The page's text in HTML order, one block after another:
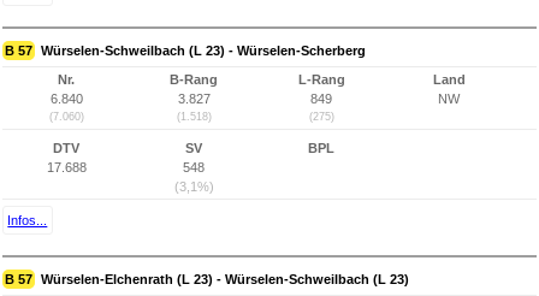
B 57 Würselen-Schweilbach (L 23) - Würselen-Scherberg
Nr.
6.840
(7.060)
B-Rang
3.827
(1.518)
L-Rang
849
(275)
Land
NW
DTV
17.688
SV
548
(3,1%)
BPL
Infos...
B 57 Würselen-Elchenrath (L 23) - Würselen-Schweilbach (L 23)